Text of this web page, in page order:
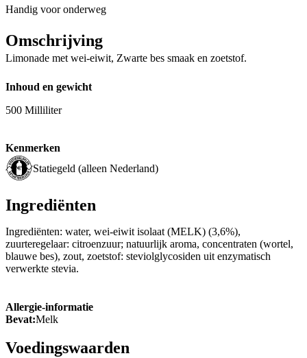
Handig voor onderweg
Omschrijving
Limonade met wei-eiwit, Zwarte bes smaak en zoetstof.
Inhoud en gewicht
500 Milliliter
Kenmerken
Statiegeld (alleen Nederland)
Ingrediënten
Ingrediënten: water, wei-eiwit isolaat (MELK) (3,6%),
zuurteregelaar: citroenzuur; natuurlijk aroma, concentraten (wortel,
blauwe bes), zout, zoetstof: steviolglycosiden uit enzymatisch
verwerkte stevia.
Allergie-informatie
Bevat:Melk
Voedingswaarden